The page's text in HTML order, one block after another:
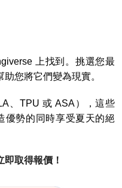
上找到。挑選您最
您將它們變為現實。
、TPU 或 ASA），這些
優勢的同時享受夏天的絕
取得報價！